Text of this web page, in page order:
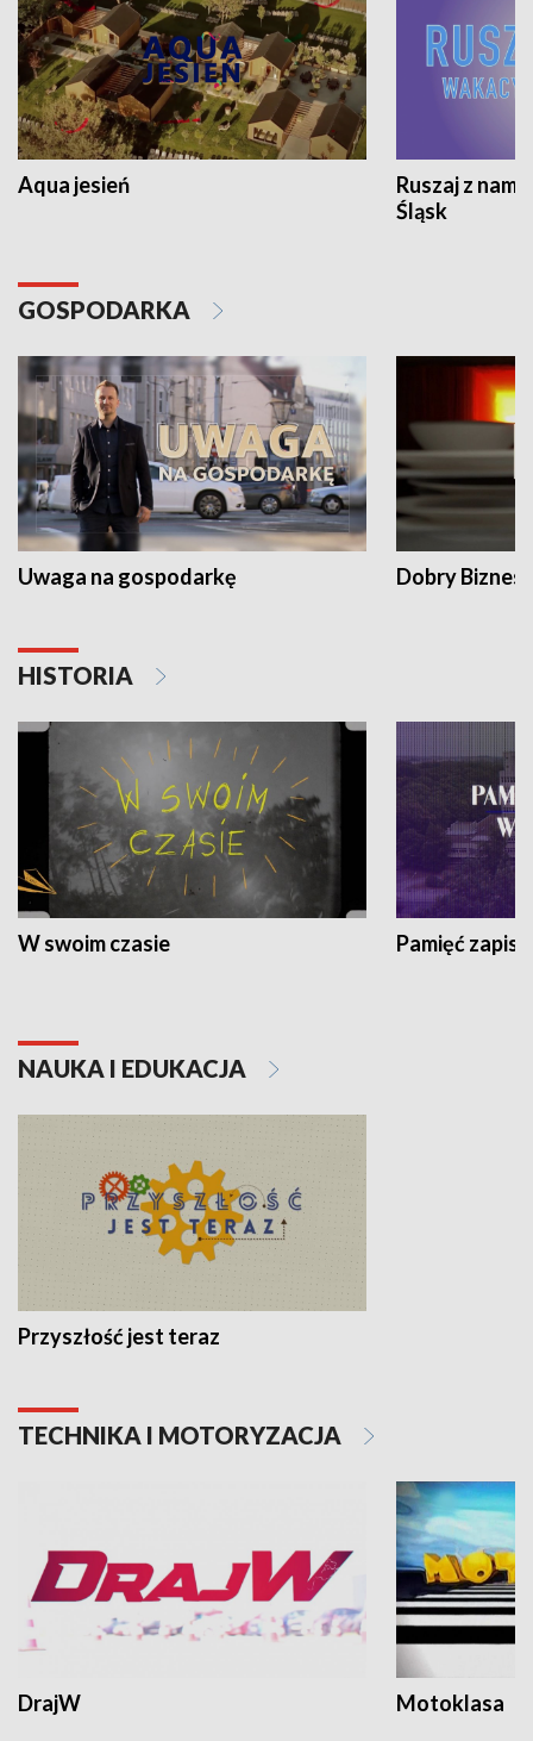
Aqua jesień
Ruszaj z
Śląsk
GOSPODARKA
Uwaga na gospodarkę Dobry Biznes
HISTORIA
W swoim czasie Pamięć
NAUKA I EDUKACJA
Przyszłość jest teraz
TECHNIKA I MOTORYZACJA
DrajW Motoklasa